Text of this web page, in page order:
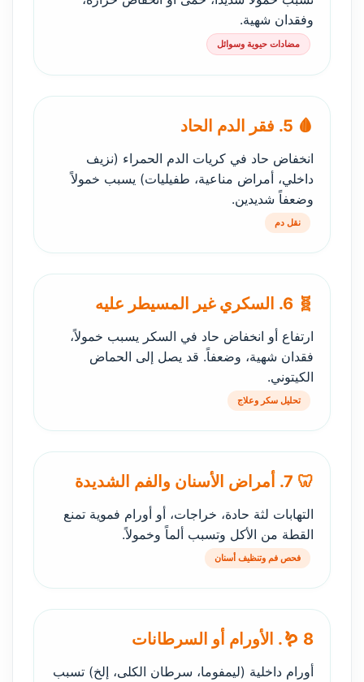
وفقدان شهية.
مضادات حيوية وسوائل
🩸 5. فقر الدم الحاد
انخفاض حاد في كريات الدم الحمراء (نزيف
داخلي، أمراض مناعية، طفيليات) يسبب خمولاً
وضعفاً شديدين.
نقل دم
🧬 6. السكري غير المسيطر عليه
ارتفاع أو انخفاض حاد في السكر يسبب خمولاً،
فقدان شهية، وضعفاً. قد يصل إلى الحماض
الكيتوني.
تحليل سكر وعلاج
🦷 7. أمراض الأسنان والفم الشديدة
التهابات لثة حادة، خراجات، أو أورام فموية تمنع
القطة من الأكل وتسبب ألماً وخمولاً.
فحص فم وتنظيف أسنان
🪱 8. الأورام أو السرطانات
أورام داخلية (ليمفوما، سرطان الكلى، إلخ) تسبب